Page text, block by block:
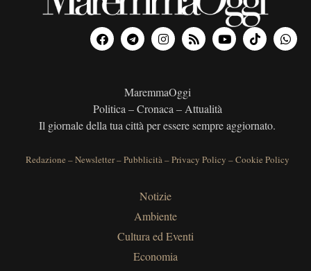
MaremmaOggi
Politica – Cronaca – Attualità
Il giornale della tua città per essere sempre aggiornato.
Redazione –Newsletter–Pubblicità–Privacy Policy –Cookie Policy
Notizie
Ambiente
Cultura ed Eventi
Economia